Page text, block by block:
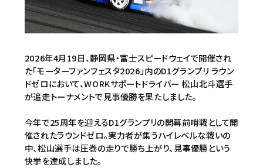
2026年4月19日、静岡県・富士スピードウェイで開催され
た「モーターファンフェスタ2026」内のD1グランプリ ラウン
ドゼロにおいて、WORKサポートドライバー 松山北斗選手
が追走トーナメントで見事優勝を果たしました。
今年で25周年を迎えるD1グランプリの開幕前哨戦として開
催されたラウンドゼロ。実力者が集うハイレベルな戦いの
中、松山選手は圧巻の走りで勝ち上がり、見事優勝という
快挙を達成しました。